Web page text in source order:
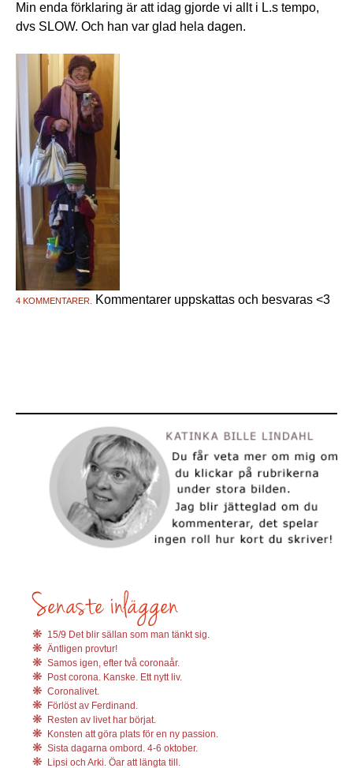
Min enda förklaring är att idag gjorde vi allt i L.s tempo,
dvs SLOW. Och han var glad hela dagen.
4 KOMMENTARER. Kommentarer uppskattas och besvaras <3
15/9 Det blir sällan som man tänkt sig.
Äntligen provtur!
Samos igen, efter två coronaår.
Post corona. Kanske. Ett nytt liv.
Coronalivet.
Förlöst av Ferdinand.
Resten av livet har börjat.
Konsten att göra plats för en ny passion.
Sista dagarna ombord. 4-6 oktober.
Lipsi och Arki. Öar att längta till.